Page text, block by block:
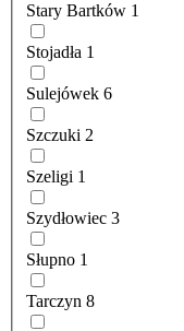
Stary Bartków 1
Stojadła 1
Sulejówek 6
Szczuki 2
Szeligi 1
Szydłowiec 3
Słupno 1
Tarczyn 8